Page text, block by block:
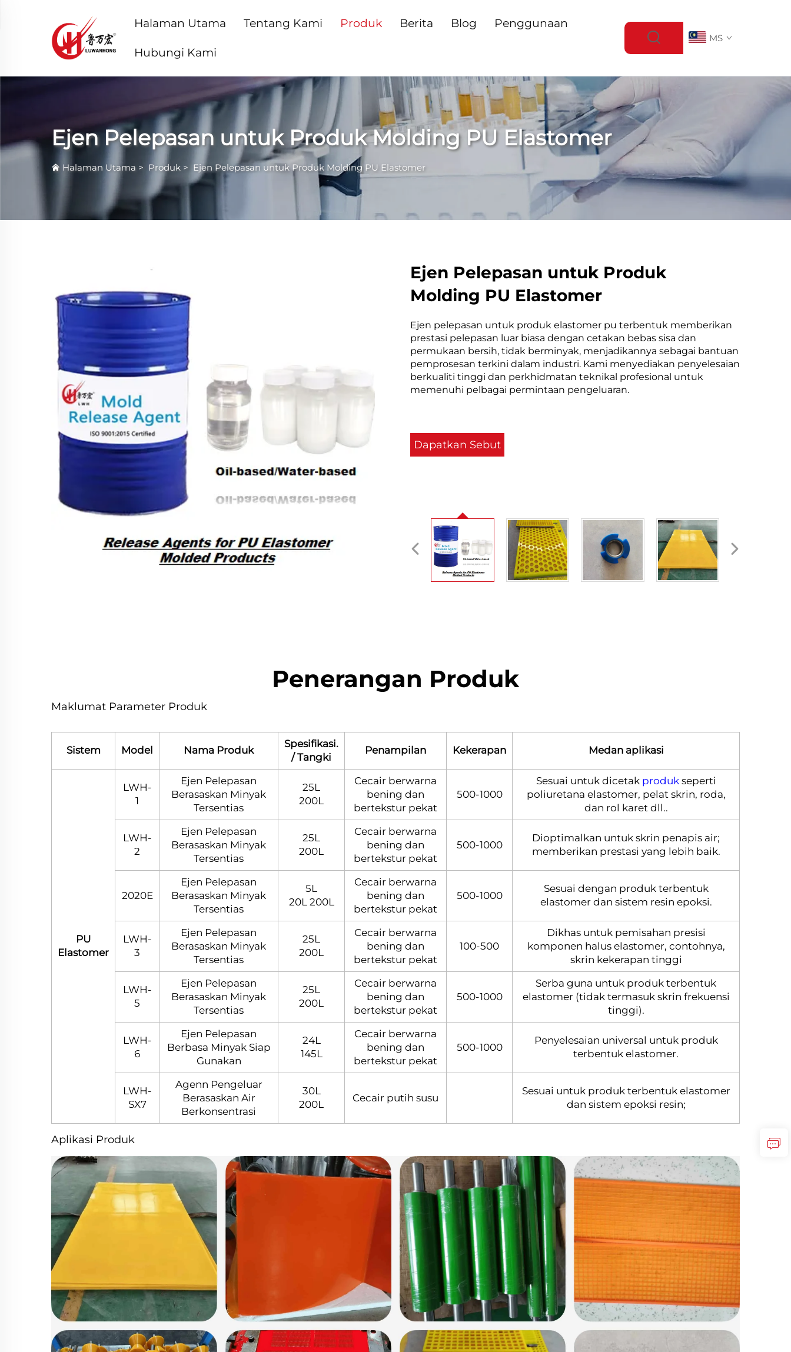
Halaman Utama Tentang Kami Produk Berita Blog Penggunaan
Hubungi Kami
MS
Ejen Pelepasan untuk Produk Molding PU Elastomer
Halaman Utama > Produk > Ejen Pelepasan untuk Produk Molding PU Elastomer
Ejen Pelepasan untuk Produk
Molding PU Elastomer
Ejen pelepasan untuk produk elastomer pu terbentuk memberikan
prestasi pelepasan luar biasa dengan cetakan bebas sisa dan
permukaan bersih, tidak berminyak, menjadikannya sebagai bantuan
pemprosesan terkini dalam industri. Kami menyediakan penyelesaian
berkualiti tinggi dan perkhidmatan teknikal profesional untuk
memenuhi pelbagai permintaan pengeluaran.
Dapatkan Sebut
Penerangan Produk
Maklumat Parameter Produk
Sistem Model Nama Produk
Spesifikasi.
/ Tangki
Penampilan Kekerapan Medan aplikasi
PU
Elastomer
LWH-
1
Ejen Pelepasan
Berasaskan Minyak
Tersentias
25L
200L
Cecair berwarna
bening dan
bertekstur pekat
500-1000
Sesuai untuk dicetak produk seperti
poliuretana elastomer, pelat skrin, roda,
dan rol karet dll..
LWH-
2
Ejen Pelepasan
Berasaskan Minyak
Tersentias
25L
200L
Cecair berwarna
bening dan
bertekstur pekat
500-1000
Dioptimalkan untuk skrin penapis air;
memberikan prestasi yang lebih baik.
2020E
Ejen Pelepasan
Berasaskan Minyak
Tersentias
5L
20L 200L
Cecair berwarna
bening dan
bertekstur pekat
500-1000
Sesuai dengan produk terbentuk
elastomer dan sistem resin epoksi.
LWH-
3
Ejen Pelepasan
Berasaskan Minyak
Tersentias
25L
200L
Cecair berwarna
bening dan
bertekstur pekat
100-500
Dikhas untuk pemisahan presisi
komponen halus elastomer, contohnya,
skrin kekerapan tinggi
LWH-
5
Ejen Pelepasan
Berasaskan Minyak
Tersentias
25L
200L
Cecair berwarna
bening dan
bertekstur pekat
500-1000
Serba guna untuk produk terbentuk
elastomer (tidak termasuk skrin frekuensi
tinggi).
LWH-
6
Ejen Pelepasan
Berbasa Minyak Siap
Gunakan
24L
145L
Cecair berwarna
bening dan
bertekstur pekat
500-1000
Penyelesaian universal untuk produk
terbentuk elastomer.
LWH-
SX7
Agenn Pengeluar
Berasaskan Air
Berkonsentrasi
30L
200L
Cecair putih susu
Sesuai untuk produk terbentuk elastomer
dan sistem epoksi resin;
Aplikasi Produk